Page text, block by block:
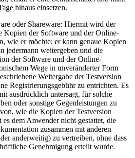
hinaus einsetzen.
oder Shareware: Hiermit wird der
Kopien der Software und der Online-
wie er möchte; er kann genaue Kopien
jedermann weitergeben und die
der Software und der Online-
Wege in unveränderter Form
Weitergabe der Testversion
Registrierungsgebühr zu entrichten. Es
ausdrücklich untersagt, für solche
oder sonstige Gegenleistungen zu
wie die Kopien der Testversion
dem Anwender nicht gestattet, die
zusammen mit anderen
anderweitig) zu vertreiben, ohne dass
Genehmigung erteilt wurde.